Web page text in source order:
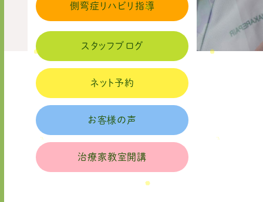
側弯症リハビリ指導
スタッフブログ
ネット予約
お客様の声
治療家教室開講